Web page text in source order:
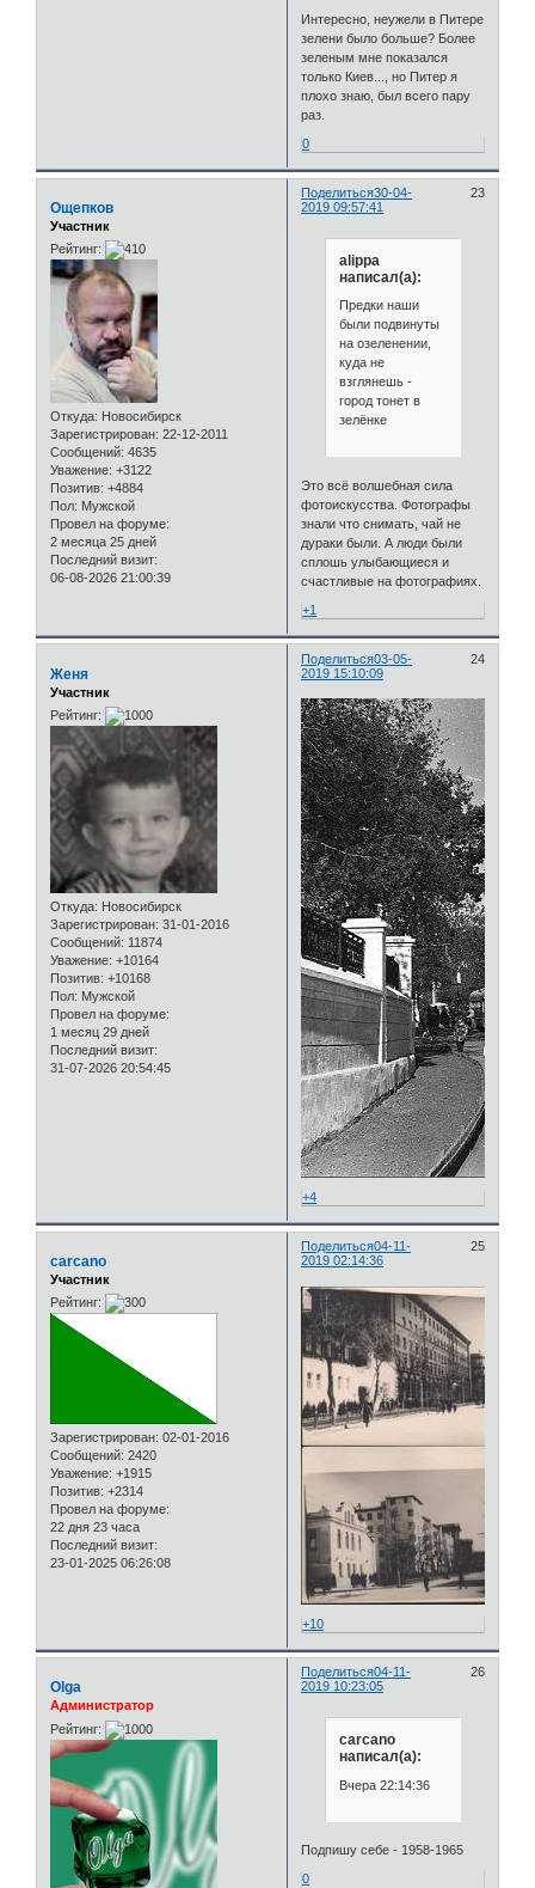
Интересно, неужели в Питере
зелени было больше? Более
зеленым мне показался
только Киев..., но Питер я
плохо знаю, был всего пару
раз.
0
Поделиться 23
30-04-
2019 09:57:41
Ощепков
Участник
Рейтинг:
Откуда: Новосибирск
Зарегистрирован: 22-12-2011
Сообщений: 4635
Уважение: +3122
Позитив: +4884
Пол: Мужской
Провел на форуме:
2 месяца 25 дней
Последний визит:
06-08-2026 21:00:39
alippa
написал(а):
Предки наши
были подвинуты
на озеленении,
куда не
взглянешь -
город тонет в
зелёнке
Это всё волшебная сила
фотоискусства. Фотографы
знали что снимать, чай не
дураки были. А люди были
сплошь улыбающиеся и
счастливые на фотографиях.
+1
Поделиться 24
03-05-
2019 15:10:09
Женя
Участник
Рейтинг:
Откуда: Новосибирск
Зарегистрирован: 31-01-2016
Сообщений: 11874
Уважение: +10164
Позитив: +10168
Пол: Мужской
Провел на форуме:
1 месяц 29 дней
Последний визит:
31-07-2026 20:54:45
+4
Поделиться 25
04-11-
2019 02:14:36
carcano
Участник
Рейтинг:
Зарегистрирован: 02-01-2016
Сообщений: 2420
Уважение: +1915
Позитив: +2314
Провел на форуме:
22 дня 23 часа
Последний визит:
23-01-2025 06:26:08
+10
Поделиться 26
04-11-
2019 10:23:05
Olga
Администратор
Рейтинг:
carcano
написал(а):
Вчера 22:14:36
Подпишу себе - 1958-1965
0